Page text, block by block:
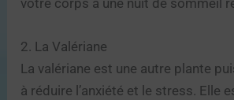
votre corps à une nuit de sommeil
2. La Valériane
La valériane est une autre plante
à réduire l’anxiété et le stress. Elle